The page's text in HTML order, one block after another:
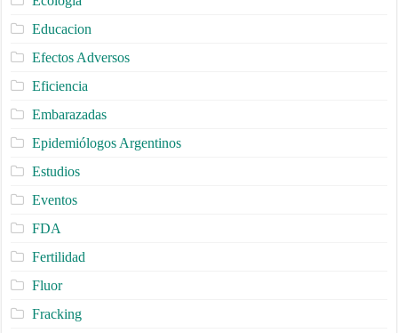
Educacion
Efectos Adversos
Eficiencia
Embarazadas
Epidemiólogos Argentinos
Estudios
Eventos
FDA
Fertilidad
Fluor
Fracking